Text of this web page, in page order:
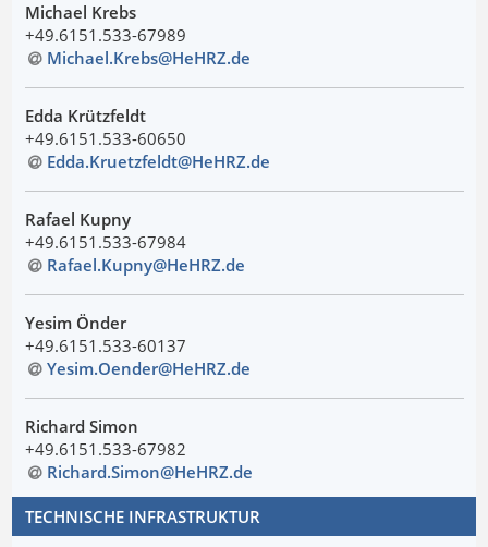
Michael Krebs
+49.6151.533-67989
Michael.Krebs@HeHRZ.de
Edda Krützfeldt
+49.6151.533-60650
Edda.Kruetzfeldt@HeHRZ.de
Rafael Kupny
+49.6151.533-67984
Rafael.Kupny@HeHRZ.de
Yesim Önder
+49.6151.533-60137
Yesim.Oender@HeHRZ.de
Richard Simon
+49.6151.533-67982
Richard.Simon@HeHRZ.de
TECHNISCHE INFRASTRUKTUR